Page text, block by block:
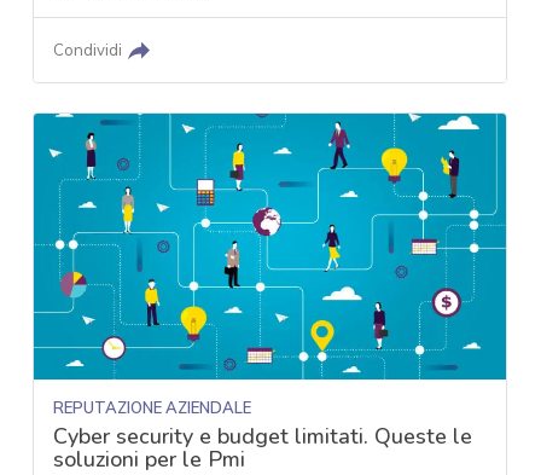
Condividi
REPUTAZIONE AZIENDALE
Cyber security e budget limitati. Queste le
soluzioni per le Pmi